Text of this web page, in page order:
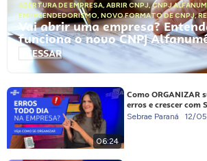
ABERTURA DE EMPRESA, ABRIR CNPJ,CNPJ
EMPREENDEDORISMO, NOVO FORMATO DE CNPJ,
Vai abrir uma empresa?
funciona o novo CNPJ
ACESSAR
06:24
Como ORGANIZAR
erros e crescer com
Sebrae Paraná 12/